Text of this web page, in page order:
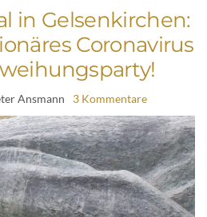
in Gelsenkirchen:
Coronavirus
Ansmann 3 Kommentare